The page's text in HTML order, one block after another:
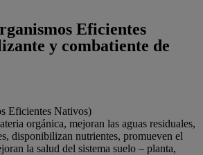
Eficientes
y combatiente de
Eficientes Nativos)
orgánica, mejoran las aguas residuales,
disponibilizan nutrientes, promueven el
la salud del sistema suelo – planta,